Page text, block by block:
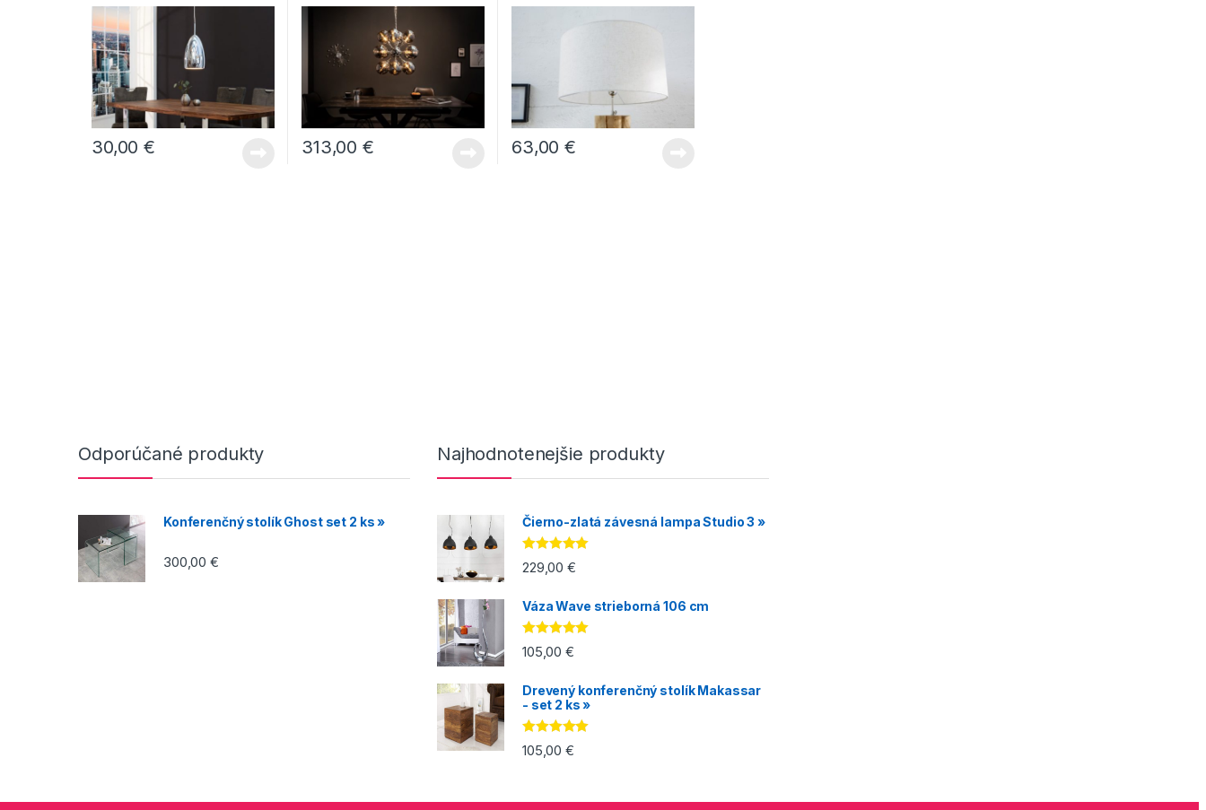
30,00€ 313,00€ 63,00€
Odporúčané produkty
Konferenčný stolík Ghost set 2 ks »
300,00€
Najhodnotenejšie produkty
Čierno-zlatá závesná lampa Studio 3 »
Hodnotenie
5.00z 5
229,00€
Váza Wave strieborná 106 cm
Hodnotenie
5.00z 5
105,00€
Drevený konferenčný stolík Makassar
- set 2 ks »
Hodnotenie
5.00z 5
105,00€